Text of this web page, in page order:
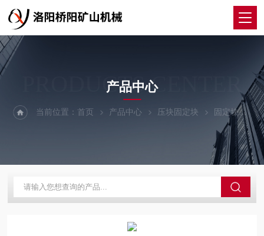
PRODUCTS CENTER
产品中心
当前位置：首页 产品中心 压块固定块 固定块 提